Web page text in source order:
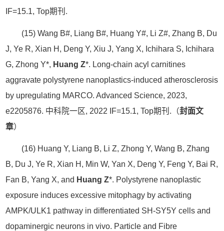
IF=15.1, Top期刊.
(15) Wang B#, Liang B#, Huang Y#, Li Z#, Zhang B, Du
J, Ye R, Xian H, Deng Y, Xiu J, Yang X, Ichihara S, Ichihara
G, Zhong Y*, Huang Z*. Long-chain acyl carnitines
aggravate polystyrene nanoplastics-induced atherosclerosis
by upregulating MARCO. Advanced Science, 2023,
e2205876. 中科院一区, 2022 IF=15.1, Top期刊.（封面文
章）
(16) Huang Y, Liang B, Li Z, Zhong Y, Wang B, Zhang
B, Du J, Ye R, Xian H, Min W, Yan X, Deng Y, Feng Y, Bai R,
Fan B, Yang X, and Huang Z*. Polystyrene nanoplastic
exposure induces excessive mitophagy by activating
AMPK/ULK1 pathway in differentiated SH-SY5Y cells and
dopaminergic neurons in vivo. Particle and Fibre